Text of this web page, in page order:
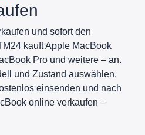
und sofort den
kauft Apple MacBook
Pro und weitere – an.
und Zustand auswählen,
einsenden und nach
online verkaufen –